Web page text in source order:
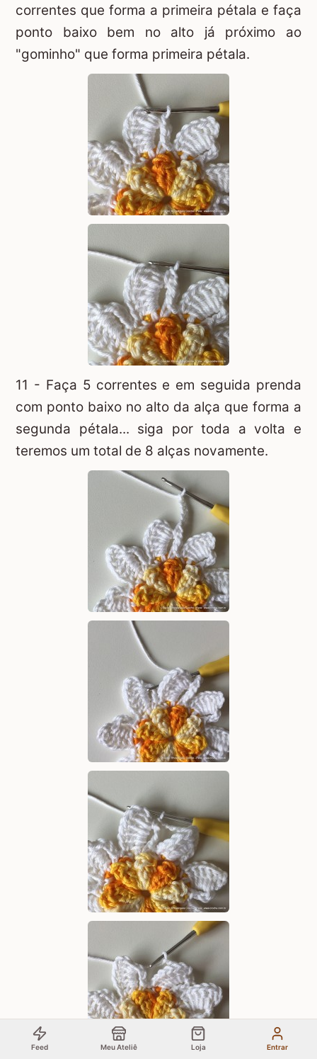
correntes que forma a primeira pétala e faça
ponto baixo bem no alto já próximo ao
"gominho" que forma primeira pétala.
11 - Faça 5 correntes e em seguida prenda
com ponto baixo no alto da alça que forma a
segunda pétala... siga por toda a volta e
teremos um total de 8 alças novamente.
Feed Meu Ateliê Loja Entrar